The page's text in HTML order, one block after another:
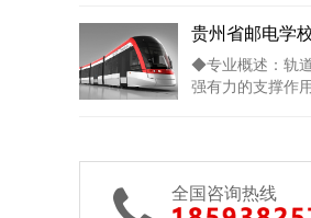
贵州省邮电学
◆专业概述：轨
强有力的支撑作
全国咨询热线